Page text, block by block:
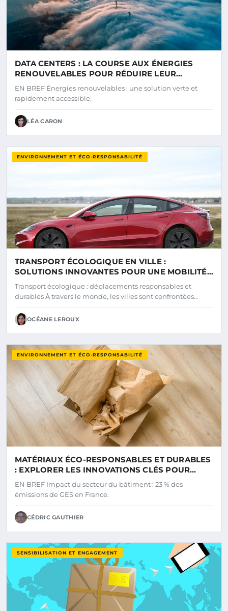
DATA CENTERS : LA COURSE AUX ÉNERGIES
RENOUVELABLES POUR RÉDUIRE LEUR
EMPREINTE CARBONE
EN BREF Énergies renouvelables : une solution verte et
rapidement accessible.
LÉA CARON
ENVIRONNEMENT ET ÉCO-RESPONSABILITÉ
TRANSPORT ÉCOLOGIQUE EN VILLE :
SOLUTIONS INNOVANTES POUR UNE MOBILITÉ
DURABLE
Transport écologique : déplacements responsables et
durables À travers le monde, les villes sont confrontées…
OCÉANE LEROUX
ENVIRONNEMENT ET ÉCO-RESPONSABILITÉ
MATÉRIAUX ÉCO-RESPONSABLES ET DURABLES
: EXPLORER LES INNOVATIONS CLÉS POUR
TRANSFORMER L’INDUSTRIE
EN BREF Impact du secteur du bâtiment : 23 % des
émissions de GES en France.
CÉDRIC GAUTHIER
SENSIBILISATION ET ENGAGEMENT